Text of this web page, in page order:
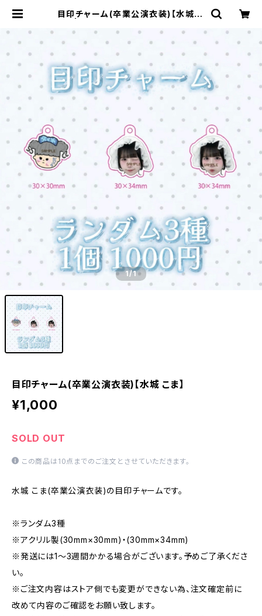
目印チャーム(卒業公演衣装)【水城 こ
1/1
目印チャーム(卒業公演衣装)【水城 こま】
¥1,000
SOLD OUT
この商品は10点までのご注文とさせていただきます。
水城 こま(卒業公演衣装)の目印チャームです。
※ランダム3種
※アクリル製(30mm×30mm)・(30mm×34mm)
※発送には1〜3週間かかる場合がございます。予めご了承くださ
い。
※ご注文内容はストア側でも変更ができない為、注文確定前に
改めて内容のご確認をお願い致します。